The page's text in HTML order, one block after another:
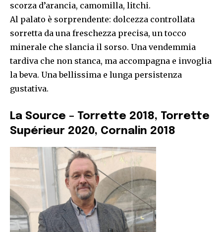
scorza d’arancia, camomilla, litchi.
Al palato è sorprendente: dolcezza controllata
sorretta da una freschezza precisa, un tocco
minerale che slancia il sorso. Una vendemmia
tardiva che non stanca, ma accompagna e invoglia
la beva. Una bellissima e lunga persistenza
gustativa.
La Source – Torrette 2018, Torrette
Supérieur 2020, Cornalin 2018